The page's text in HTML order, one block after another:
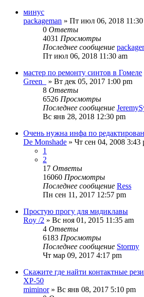
минус
packageman » Пт июл 06, 2018 11:30
0 Ответы
4031 Просмотры
Последнее сообщение
Пт июл 06, 2018 11:30 am
мастер по ремонту синтов в Гомеле
Green_
» Вт дек 05, 2017 1:00 pm
8 Ответы
6526 Просмотры
Последнее сообщение
Вс янв 28, 2018 12:30 pm
Очень нужна инфа по
De Monshade » Чт сен 04, 2008 3:43
1
2
17 Ответы
16060 Просмотры
Последнее сообщение Ress
Пн сен 11, 2017 12:57 pm
Простую прогу для мидиклавы
Roy /2 » Вс ноя 01, 2015 11:35 am
4 Ответы
6183 Просмотры
Последнее сообщение Stormy
Чт мар 09, 2017 4:17 pm
Cкажите где найти контактные
XP-50
miminor» Вс янв 08, 2017 5:10 pm